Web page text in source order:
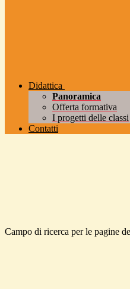
Didattica
Panoramica
Offerta formativa
I progetti delle classi
Contatti
Campo di ricerca per le pagine